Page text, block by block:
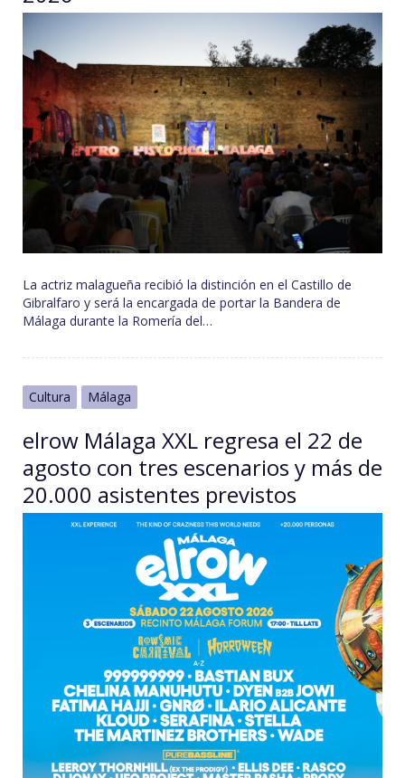
La actriz malagueña recibió la distinción en el Castillo de
Gibralfaro y será la encargada de portar la Bandera de
Málaga durante la Romería del…
Cultura Málaga
elrow Málaga XXL regresa el 22 de
agosto con tres escenarios y más de
20.000 asistentes previstos